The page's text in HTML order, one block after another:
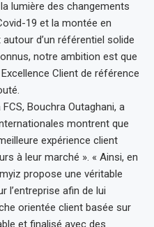
lumière des changements
19 et la montée en
d’un référentiel solide
notre ambition est que
Client de référence
Bouchra Outaghani, a
montrent que
expérience client
à leur marché ». « Ainsi, en
propose une véritable
l’entreprise afin de lui
orientée client basée sur
et finalisé avec des